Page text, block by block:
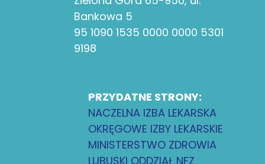
Bankowa 5
95 1090 1535 0000 0000 5301
9198
PRZYDATNE STRONY:
NACZELNA IZBA LEKARSKA
OKRĘGOWE IZBY LEKARSKIE
MINISTERSTWO ZDROWIA
LUBUSKI ODDZIAŁ NFZ